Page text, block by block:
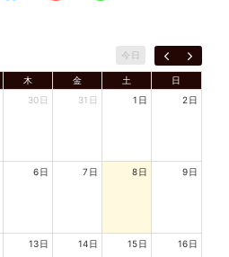
今日
木 金 土
日
30日 31日 1日 2日
6日 7日 8日 9日
13日 14日 15日 16日